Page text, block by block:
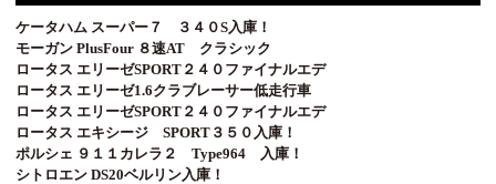
ケータハム スーパー７ ３４０S入庫！
モーガン PlusFour ８速AT クラシック
ロータス エリーゼSPORT２４０ファイナルエデ
ロータス エリーゼ1.6クラブレーサー低走行車
ロータス エリーゼSPORT２４０ファイナルエデ
ロータス エキシージ SPORT３５０入庫！
ポルシェ ９１１カレラ２ Type964 入庫！
シトロエン DS20ベルリン入庫！